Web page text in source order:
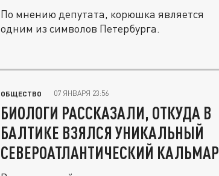
По мнению депутата, корюшка является
одним из символов Петербурга.
ОБЩЕСТВО 07 ЯНВАРЯ 23:56
БИОЛОГИ РАССКАЗАЛИ, ОТКУДА В
БАЛТИКЕ ВЗЯЛСЯ УНИКАЛЬНЫЙ
СЕВЕРОАТЛАНТИЧЕСКИЙ КАЛЬМАР